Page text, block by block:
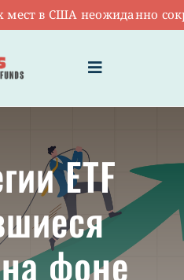
в США неожиданно
Toggle
Navigation
ETF
фоне